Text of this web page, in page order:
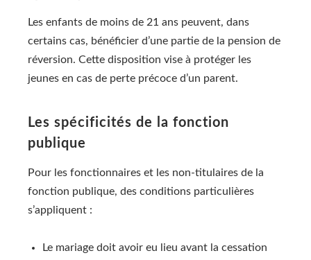
Les enfants de moins de 21 ans peuvent, dans
certains cas, bénéficier d’une partie de la pension de
réversion. Cette disposition vise à protéger les
jeunes en cas de perte précoce d’un parent.
Les spécificités de la fonction
publique
Pour les fonctionnaires et les non-titulaires de la
fonction publique, des conditions particulières
s’appliquent :
Le mariage doit avoir eu lieu avant la cessation